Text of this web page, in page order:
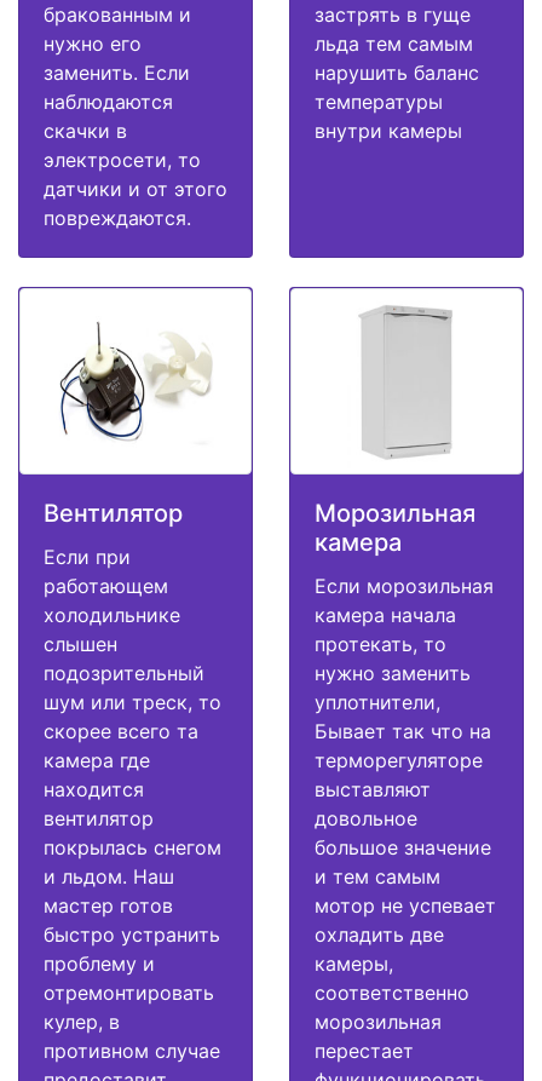
бракованным и
нужно его
заменить. Если
наблюдаются
скачки в
электросети, то
датчики и от этого
повреждаются.
застрять в гуще
льда тем самым
нарушить баланс
температуры
внутри камеры
Вентилятор
Если при
работающем
холодильнике
слышен
подозрительный
шум или треск, то
скорее всего та
камера где
находится
вентилятор
покрылась снегом
и льдом. Наш
мастер готов
быстро устранить
проблему и
отремонтировать
кулер, в
противном случае
Морозильная
камера
Если морозильная
камера начала
протекать, то
нужно заменить
уплотнители,
Бывает так что на
терморегуляторе
выставляют
довольное
большое значение
и тем самым
мотор не успевает
охладить две
камеры,
соответственно
морозильная
перестает